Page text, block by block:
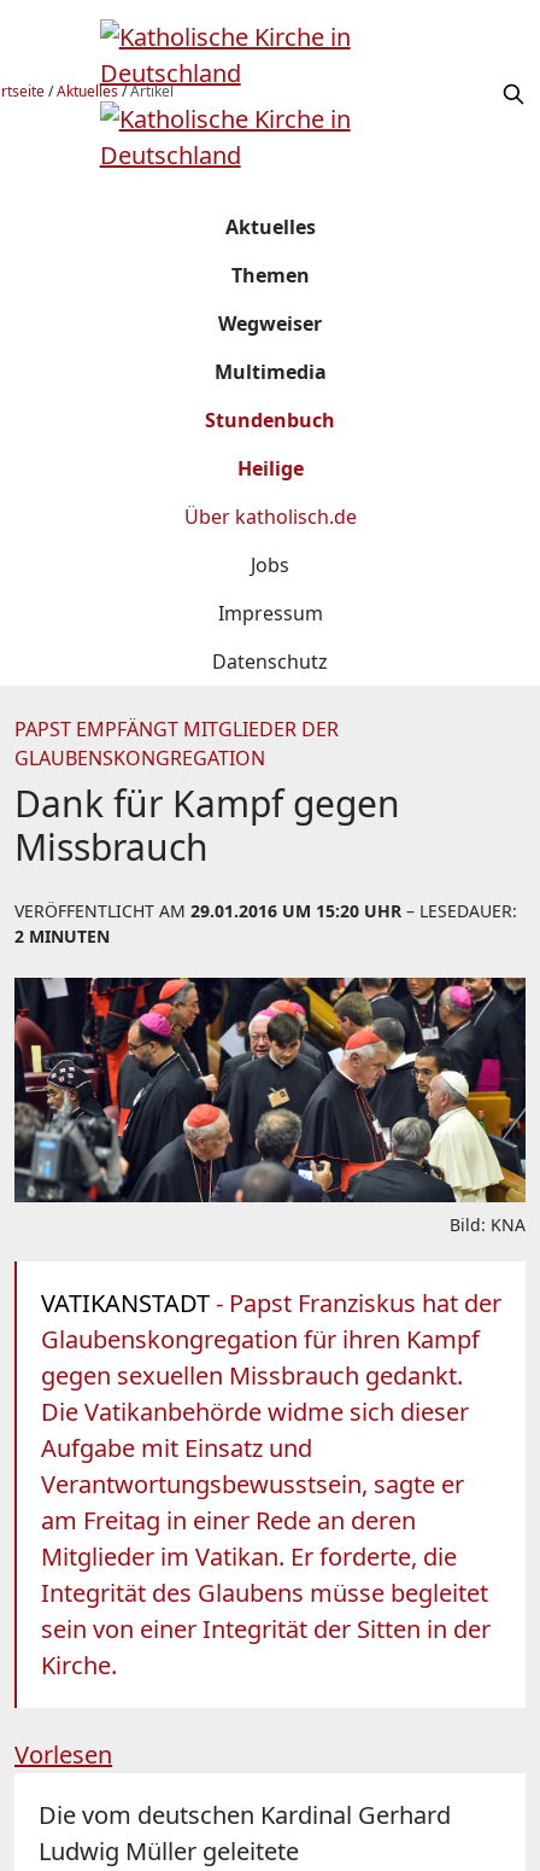
/Aktuelles/Artikel
Aktuelles
Themen
Wegweiser
Multimedia
Stundenbuch
Heilige
Über katholisch.de
Jobs
Impressum
Datenschutz
PAPST EMPFÄNGT MITGLIEDER DER
GLAUBENSKONGREGATION
Dank für Kampf gegen
Missbrauch
VERÖFFENTLICHT AM 29.01.2016 UM 15:20 UHR – LESEDAUER:
2 MINUTEN
Bild: KNA
VATIKANSTADT- Papst Franziskus hat der
Glaubenskongregation für ihren Kampf
gegen sexuellen Missbrauch gedankt.
Die Vatikanbehörde widme sich dieser
Aufgabe mit Einsatz und
Verantwortungsbewusstsein, sagte er
am Freitag in einer Rede an deren
Mitglieder im Vatikan. Er forderte, die
Integrität des Glaubens müsse begleitet
sein von einer Integrität der Sitten in der
Kirche.
Vorlesen
Die vom deutschen Kardinal Gerhard
Ludwig Müller geleitete